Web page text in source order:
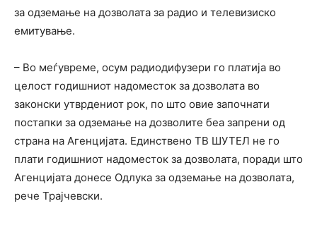
за одземање на дозволата за радио и телевизиско
емитување.
– Во меѓувреме, осум радиодифузери го платија во
целост годишниот надоместок за дозволата во
законски утврдениот рок, по што овие започнати
постапки за одземање на дозволите беа запрени од
страна на Агенцијата. Единствено ТВ ШУТЕЛ не го
плати годишниот надоместок за дозволата, поради што
Агенцијата донесе Одлука за одземање на дозволата,
рече Трајчевски.